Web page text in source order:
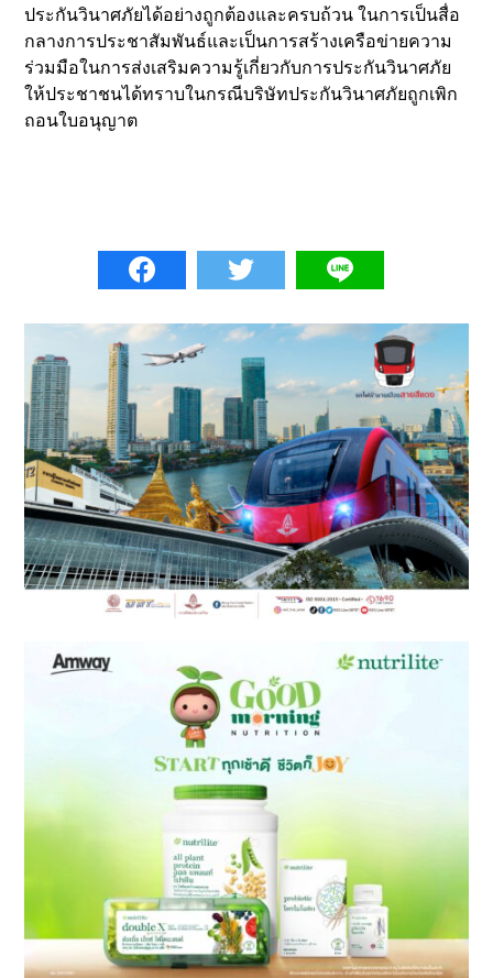
ประกันวินาศภัยได้อย่างถูกต้องและครบถ้วน ในการเป็นสื่อ
กลางการประชาสัมพันธ์และเป็นการสร้างเครือข่ายความ
ร่วมมือในการส่งเสริมความรู้เกี่ยวกับการประกันวินาศภัย
ให้ประชาชนได้ทราบในกรณีบริษัทประกันวินาศภัยถูกเพิก
ถอนใบอนุญาต